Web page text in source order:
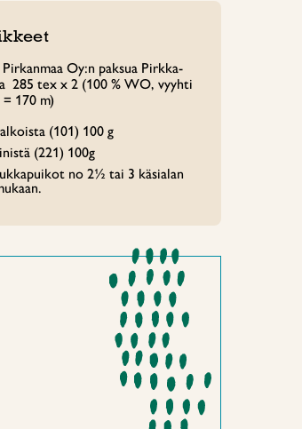
Oy:n paksua Pirkka-
285 tex x 2 (100 % WO, vyyhti
= 170 m)
(101) 100 g
(221) 100g
no 2½ tai 3 käsialan